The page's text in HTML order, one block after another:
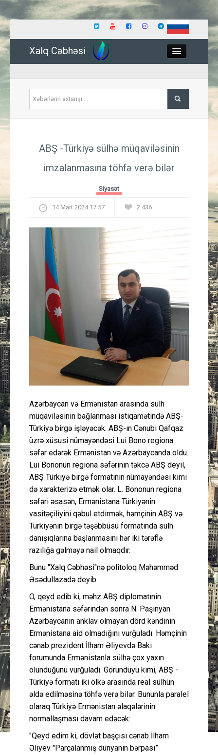
Xalq Cəbhəsi
İqtisadiyyat
Güney Azərbaycan
Müsahibə
İdman
Peşə etikası
Əlaqə
ABŞ -Türkiyə sülhə müqaviləsinin
imzalanmasına töhfə verə bilər
Siyasət
14 Mart 2024 17:57 2 436
Azərbaycan və Ermənistan arasında sülh
müqaviləsinin bağlanması istiqamətində ABŞ-
Türkiyə birgə işləyəcək. ABŞ-ın Cənubi Qafqaz
üzrə xüsusi nümayəndəsi Lui Bono regiona
səfər edərək Ermənistan və Azərbaycanda oldu.
Lui Bononun regiona səfərinin təkcə ABŞ deyil,
ABŞ Türkiyə birgə formatının nümayəndəsi kimi
də xarakterizə etmək olar. L. Bononun regiona
səfəri əsasən, Ermənistana Türkiyənin
vasitəçiliyini qəbul etdirmək, həmçinin ABŞ və
Türkiyənin birgə təşəbbüsü formatında sülh
danışıqlarına başlanmasını hər iki tərəflə
razılığa gəlməyə nail olmaqdır.
Bunu "Xalq Cəbhəsi"nə politoloq Məhəmməd
Əsədullazadə deyib.
O, qeyd edib ki, məhz ABŞ diplomatınin
Ermənistana səfərindən sonra N. Paşinyan
Azərbaycanin anklav olmayan dörd kəndinin
Ermənistana aid olmadığını vurğuladı. Həmçinin
cənab prezident İlham Əliyevdə Bakı
forumunda Ermənistanla sülhə çox yaxın
olunduğunu vurğuladı. Göründüyü kimi, ABŞ -
Türkiyə formatı iki ölkə arasında real sülhün
əldə edilməsinə töhfə verə bilər. Bununla paralel
olaraq Türkiyə Ermənistan əlaqələrinin
normallaşması davam edəcək:
"Qeyd edim ki, dövlət başçısı cənab İlham
Əliyev "Parçalanmış dünyanın bərpası”